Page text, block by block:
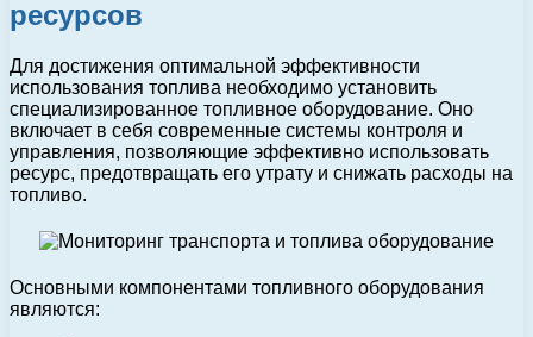
ресурсов
Для достижения оптимальной эффективности
использования топлива необходимо установить
специализированное топливное оборудование. Оно
включает в себя современные системы контроля и
управления, позволяющие эффективно использовать
ресурс, предотвращать его утрату и снижать расходы на
топливо.
Основными компонентами топливного оборудования
являются: